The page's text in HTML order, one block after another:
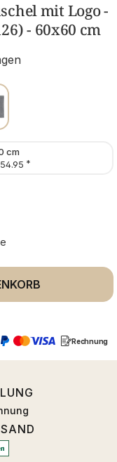
mit Logo -
- 60x60 cm
cm
*
Rechnung